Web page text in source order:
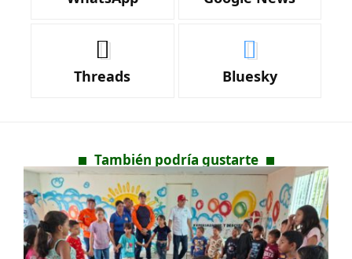
Threads Bluesky
También podría gustarte